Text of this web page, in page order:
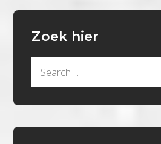
Zoek hier